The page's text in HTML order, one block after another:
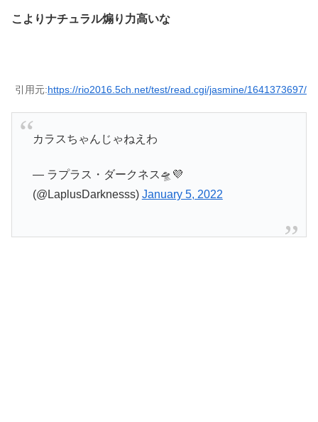
こよりナチュラル煽り力高いな
引用元:https://rio2016.5ch.net/test/read.cgi/jasmine/1641373697/
カラスちゃんじゃねえわ
— ラプラス・ダークネス🛸💜
(@LaplusDarknesss) January 5, 2022